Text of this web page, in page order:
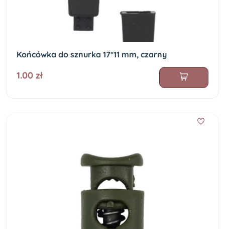
Końcówka do sznurka 17*11 mm, czarny
1.00 zł